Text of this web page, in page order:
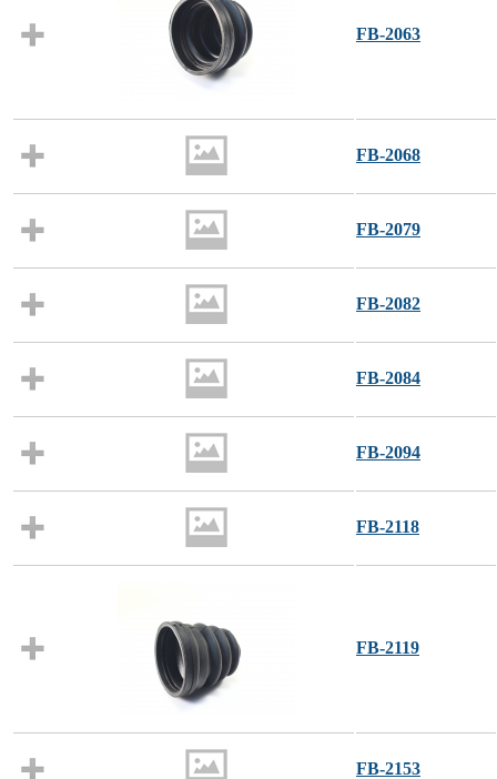
FB-2063
FB-2068
FB-2079
FB-2082
FB-2084
FB-2094
FB-2118
FB-2119
FB-2153